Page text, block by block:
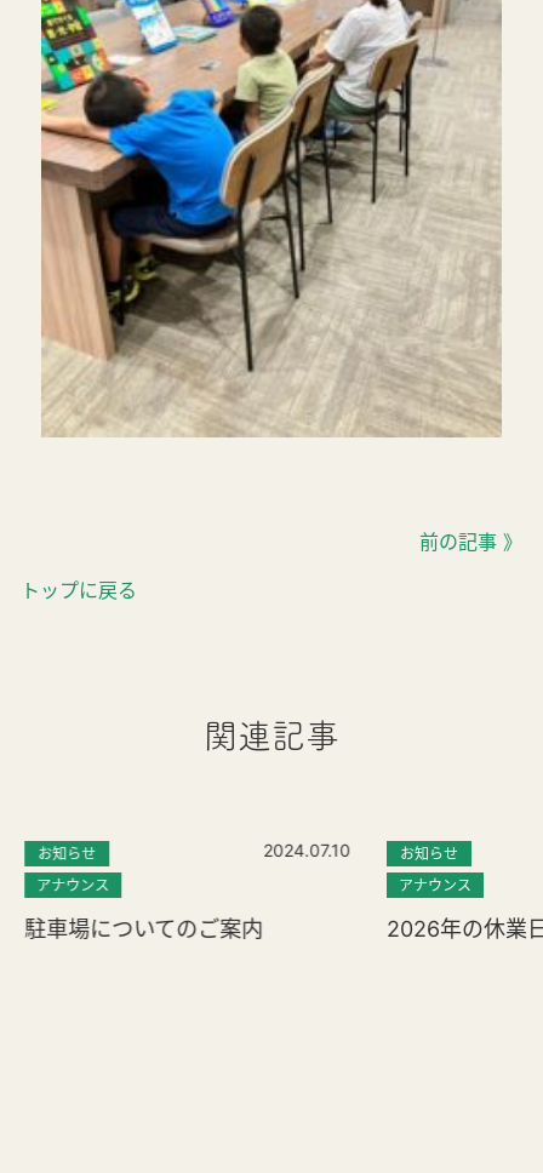
トップに戻る
前の記事 》
関連記事
お知らせ
アナウンス
2024.07.10
駐車場についてのご案内
お知らせ
アナウンス
2026年の休業